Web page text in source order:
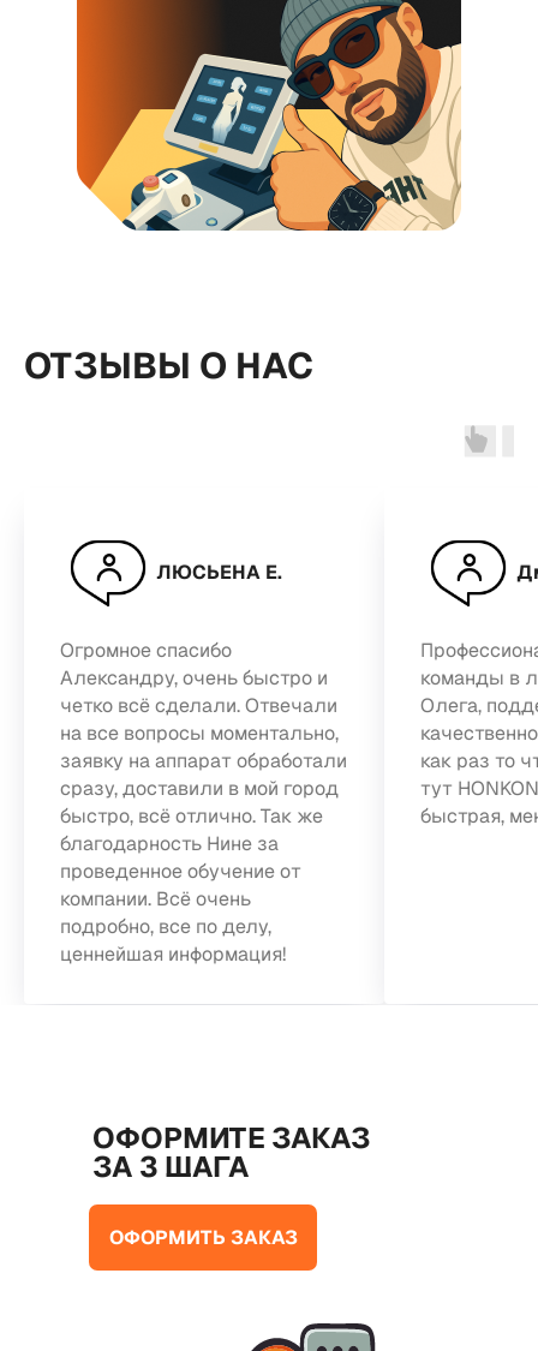
ОТЗЫВЫ О НАС
ЛЮСЬЕНА Е.
Огромное спасибо
Александру, очень быстро и
четко всё сделали. Отвечали
на все вопросы моментально,
заявку на аппарат обработали
сразу, доставили в мой город
быстро, всё отлично. Так же
благодарность Нине за
проведенное обучение от
компании. Всё очень
подробно, все по делу,
ценнейшая информация!
команды в
Олега,
как раз то
тут
быстрая,
ОФОРМИТЕ ЗАКАЗ
ЗА 3 ШАГА
ОФОРМИТЬ ЗАКАЗ